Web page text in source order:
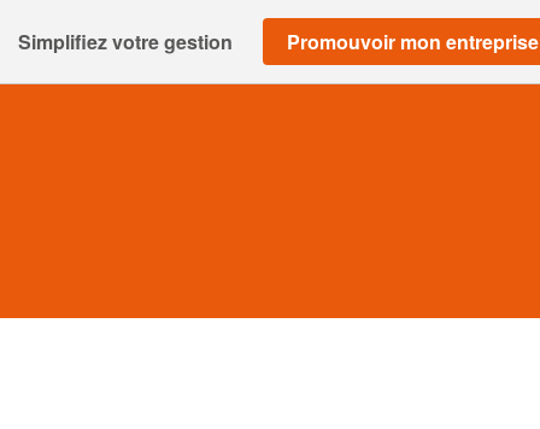
Simplifiez votre gestion Promouvoir mon entreprise